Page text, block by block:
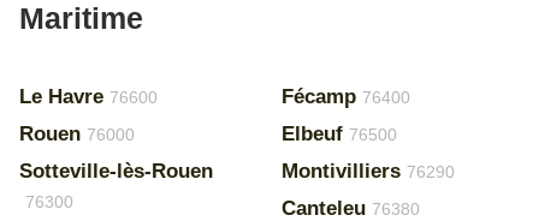
Maritime
Le Havre 76600
Rouen 76000
Sotteville-lès-Rouen
76300
Fécamp 76400
Elbeuf 76500
Montivilliers 76290
Canteleu 76380